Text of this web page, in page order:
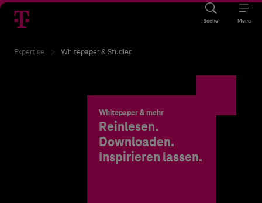
Suche Menü
Expertise Whitepaper & Studien
Whitepaper & mehr
Reinlesen.
Downloaden.
Inspirieren lassen.